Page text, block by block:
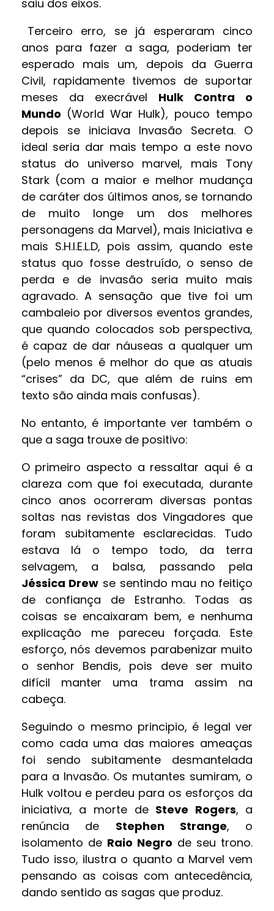
saiu dos eixos.
Terceiro erro, se já esperaram cinco
anos para fazer a saga, poderiam ter
esperado mais um, depois da Guerra
Civil, rapidamente tivemos de suportar
meses da execrável Hulk Contra o
Mundo (World War Hulk), pouco tempo
depois se iniciava Invasão Secreta. O
ideal seria dar mais tempo a este novo
status do universo marvel, mais Tony
Stark (com a maior e melhor mudança
de caráter dos últimos anos, se tornando
de muito longe um dos melhores
personagens da Marvel), mais Iniciativa e
mais S.H.I.E.L.D, pois assim, quando este
status quo fosse destruído, o senso de
perda e de invasão seria muito mais
agravado. A sensação que tive foi um
cambaleio por diversos eventos grandes,
que quando colocados sob perspectiva,
é capaz de dar náuseas a qualquer um
(pelo menos é melhor do que as atuais
“crises” da DC, que além de ruins em
texto são ainda mais confusas).
No entanto, é importante ver também o
que a saga trouxe de positivo:
O primeiro aspecto a ressaltar aqui é a
clareza com que foi executada, durante
cinco anos ocorreram diversas pontas
soltas nas revistas dos Vingadores que
foram subitamente esclarecidas. Tudo
estava lá o tempo todo, da terra
selvagem, a balsa, passando pela
Jéssica Drew se sentindo mau no feitiço
de confiança de Estranho. Todas as
coisas se encaixaram bem, e nenhuma
explicação me pareceu forçada. Este
esforço, nós devemos parabenizar muito
o senhor Bendis, pois deve ser muito
difícil manter uma trama assim na
cabeça.
Seguindo o mesmo principio, é legal ver
como cada uma das maiores ameaças
foi sendo subitamente desmantelada
para a Invasão. Os mutantes sumiram, o
Hulk voltou e perdeu para os esforços da
iniciativa, a morte de Steve Rogers, a
renúncia de Stephen Strange, o
isolamento de Raio Negro de seu trono.
Tudo isso, ilustra o quanto a Marvel vem
pensando as coisas com antecedência,
dando sentido as sagas que produz.